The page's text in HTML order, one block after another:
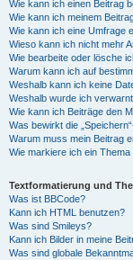
Wie kann ich einen Beitrag
Wie kann ich meinem
Wie kann ich eine Umfrage
Wieso kann ich nicht mehr
Wie bearbeite oder lösche
Warum kann ich auf
Weshalb kann ich keine
Weshalb wurde ich
Wie kann ich Beiträge den
Was bewirkt die
Warum muss mein Beitrag
Wie markiere ich ein Thema
Textformatierung und
Was ist BBCode?
Kann ich HTML benutzen?
Was sind Smileys?
Kann ich Bilder in meine
Was sind globale